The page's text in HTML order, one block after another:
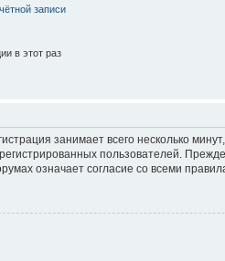
записи
в этот раз
занимает всего несколько
пользователей.
означает согласие со всеми